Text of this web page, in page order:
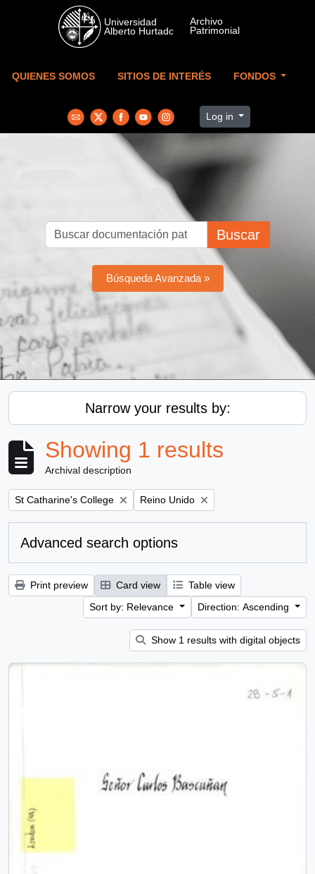
Skip to main content
QUIENES SOMOS SITIOS DE INTERÉS FONDOS
Log in
Buscar
Búsqueda Avanzada »
Narrow your results by:
Showing 1 results
Archival description
Remove filter:
St Catharine's College Remove filter:
Reino Unido
Advanced search options
Print preview Card view
Table view
Sort by: Relevance
Direction: Ascending
Show 1 results with digital objects